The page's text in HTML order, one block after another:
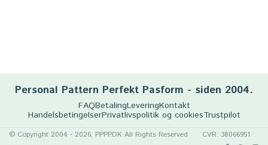
Personal Pattern Perfekt Pasform - siden 2004.
FAQBetalingLeveringKontakt
HandelsbetingelserPrivatlivspolitik og cookiesTrustpilot
© Copyright 2004 - 2026, PPPP.DK All Rights Reserved CVR: 38066951